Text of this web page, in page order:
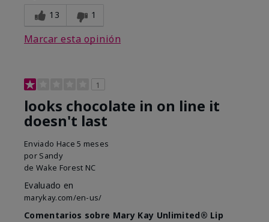
13 1
Marcar esta opinión
1
looks chocolate in on line it
doesn't last
Enviado Hace 5 meses
por Sandy
de Wake Forest NC
Evaluado en
marykay.com/en-us/
Comentarios sobre Mary Kay Unlimited® Lip